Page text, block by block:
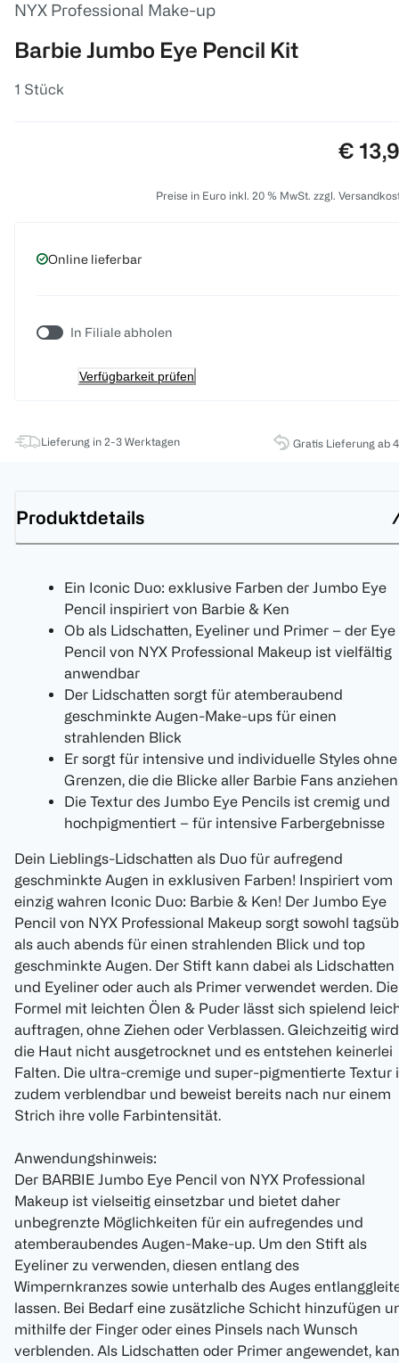
NYX Professional Make-up
Barbie Jumbo Eye Pencil Kit
1 Stück
Preis:
€
Preise in Euro inkl. 20 % MwSt. zzgl.
Online lieferbar
In Filiale abholen
Verfügbarkeit prüfen
Lieferung in 2-3 Werktagen Gratis Lieferung ab
Produktdetails
Ein Iconic Duo: exklusive Farben der Jumbo Eye
Pencil inspiriert von Barbie & Ken
Ob als Lidschatten, Eyeliner und Primer – der Eye
Pencil von NYX Professional Makeup ist vielfältig
anwendbar
Der Lidschatten sorgt für atemberaubend
geschminkte Augen-Make-ups für einen
strahlenden Blick
Er sorgt für intensive und individuelle Styles ohne
Grenzen, die die Blicke aller Barbie Fans anziehen
Die Textur des Jumbo Eye Pencils ist cremig und
hochpigmentiert – für intensive Farbergebnisse
Dein Lieblings-Lidschatten als Duo für aufregend
geschminkte Augen in exklusiven Farben! Inspiriert vom
einzig wahren Iconic Duo: Barbie & Ken! Der Jumbo Eye
Pencil von NYX Professional Makeup sorgt sowohl
als auch abends für einen strahlenden Blick und top
geschminkte Augen. Der Stift kann dabei als Lidschatten
und Eyeliner oder auch als Primer verwendet werden. Die
Formel mit leichten Ölen & Puder lässt sich spielend
auftragen, ohne Ziehen oder Verblassen. Gleichzeitig wird
die Haut nicht ausgetrocknet und es entstehen keinerlei
Falten. Die ultra-cremige und super-pigmentierte Textur
zudem verblendbar und beweist bereits nach nur einem
Strich ihre volle Farbintensität.
Anwendungshinweis:
Der BARBIE Jumbo Eye Pencil von NYX Professional
Makeup ist vielseitig einsetzbar und bietet daher
unbegrenzte Möglichkeiten für ein aufregendes und
atemberaubendes Augen-Make-up. Um den Stift als
Eyeliner zu verwenden, diesen entlang des
Wimpernkranzes sowie unterhalb des Auges
lassen. Bei Bedarf eine zusätzliche Schicht hinzufügen
mithilfe der Finger oder eines Pinsels nach Wunsch
verblenden. Als Lidschatten oder Primer angewendet,